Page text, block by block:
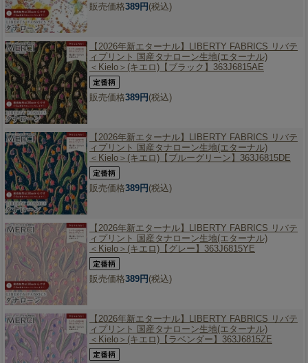
販売価格389円(税込)
【2026年新エターナル】 LIBERTY FABRICS リバテ
ィプリント 国産タナローン生地(エターナル)
＜Kielo＞(キエロ)【ブラック】363J6815AE
販売価格389円(税込)
【2026年新エターナル】 LIBERTY FABRICS リバテ
ィプリント 国産タナローン生地(エターナル)
＜Kielo＞(キエロ)【ブルーグリーン】363J6815DE
販売価格389円(税込)
【2026年新エターナル】 LIBERTY FABRICS リバテ
ィプリント 国産タナローン生地(エターナル)
＜Kielo＞(キエロ)【グレー】363J6815YE
販売価格389円(税込)
【2026年新エターナル】 LIBERTY FABRICS リバテ
ィプリント 国産タナローン生地(エターナル)
＜Kielo＞(キエロ)【ラベンダー】363J6815ZE